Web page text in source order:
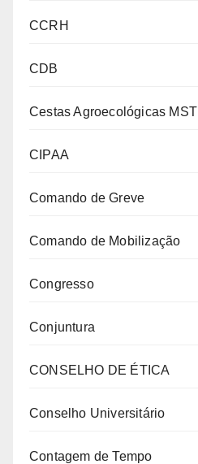
CCRH
CDB
Cestas Agroecológicas MST
CIPAA
Comando de Greve
Comando de Mobilização
Congresso
Conjuntura
CONSELHO DE ÉTICA
Conselho Universitário
Contagem de Tempo